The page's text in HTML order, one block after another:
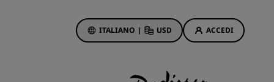
ITALIANO | USD ACCEDI